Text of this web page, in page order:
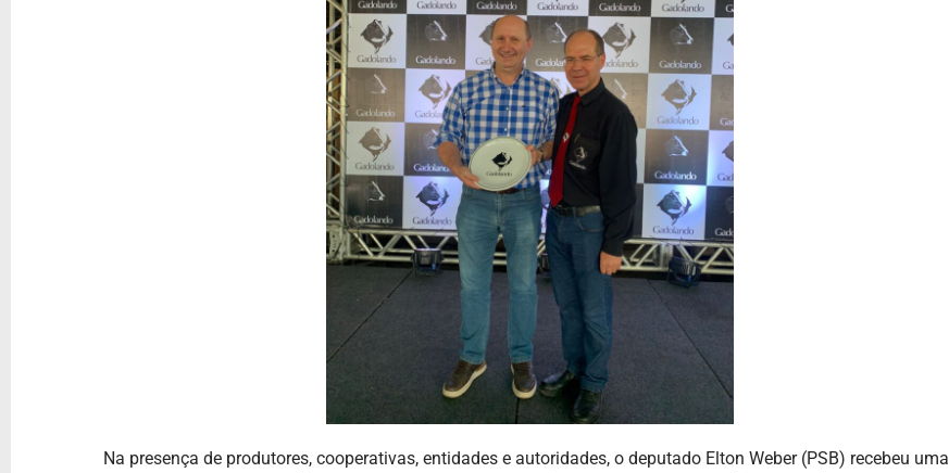
Na presença de produtores, cooperativas, entidades e autoridades, o deputado Elton Weber (PSB) recebeu uma